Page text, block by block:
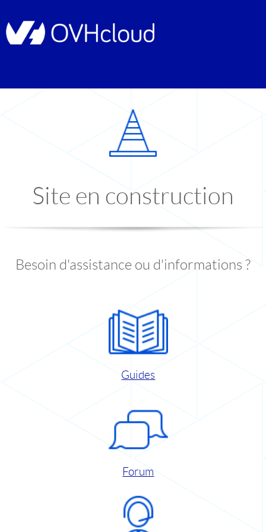
Site en construction
Besoin d'assistance ou d'informations ?
Guides
Forum